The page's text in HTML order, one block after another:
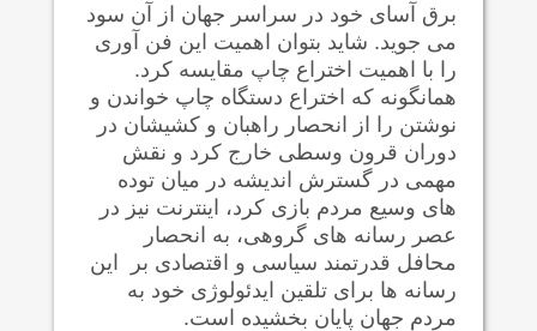
برق آسای خود در سراسر جهان از آن سود
می جوید. شاید بتوان اهمیت این فن آوری
را با اهمیت اختراع چاپ مقایسه کرد.
همانگونه که اختراع دستگاه چاپ خواندن و
نوشتن را از انحصار راهبان و کشیشان در
دوران قرون وسطی خارج کرد و نقش
مهمی در گسترش اندیشه در میان توده
های وسیع مردم بازی کرد، اینترنت نیز در
عصر رسانه های گروهی، به انحصار
محافل قدرتمند سیاسی و اقتصادی بر این
رسانه ها برای تلقین ایدئولوژی خود به
مردم جهان پایان بخشیده است.